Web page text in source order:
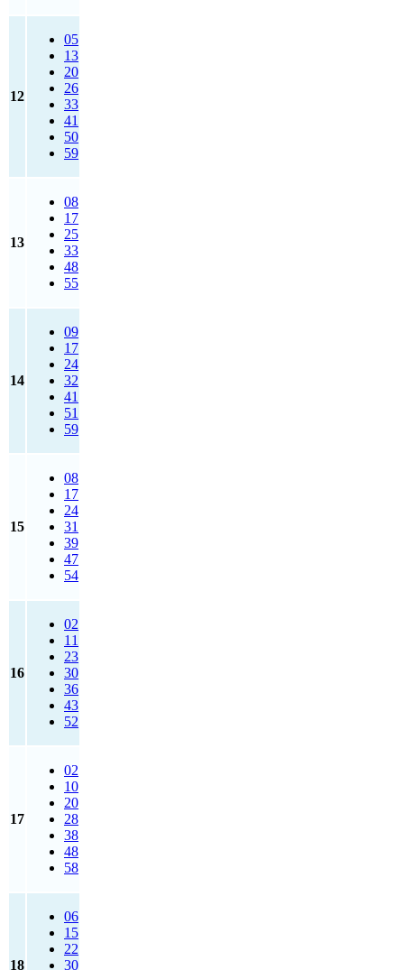
12
05
13
20
26
33
41
50
59
13
08
17
25
33
48
55
14
09
17
24
32
41
51
59
15
08
17
24
31
39
47
54
16
02
11
23
30
36
43
52
17
02
10
20
28
38
48
58
18
06
15
22
30